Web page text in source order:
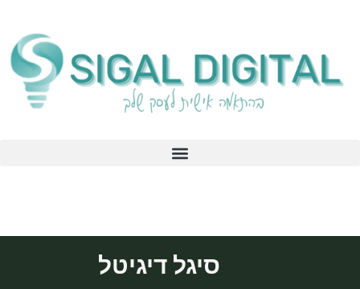
סיגל דיגיטל